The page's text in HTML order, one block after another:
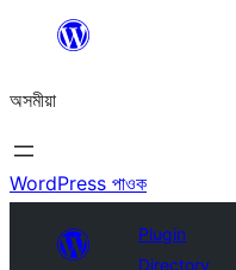
বিষয়বস্তুলৈ
যাওক
অসমীয়া
WordPress পাওক
Plugin
Directory